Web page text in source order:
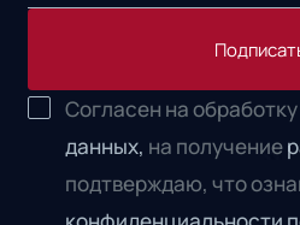
Согласен на обработку
данных, на получение
подтверждаю, что